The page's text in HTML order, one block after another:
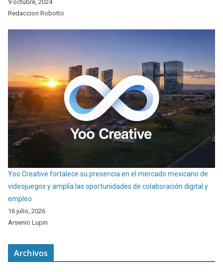
9 octubre, 2024
Redaccion Robotto
Yoo Creative fortalece su presencia en el mercado mexicano de
videojuegos y amplía las oportunidades de colaboración digital y
empleo
16 julio, 2026
Arsenio Lupin
Archivos